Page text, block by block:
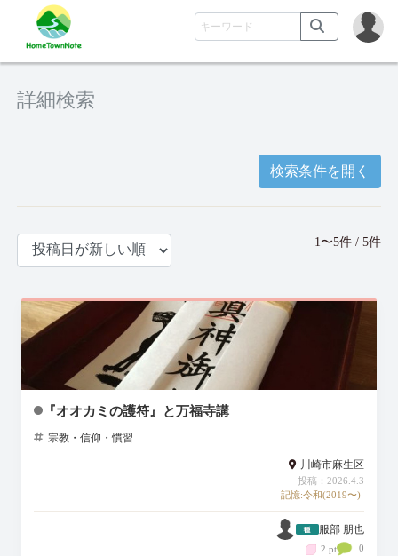
詳細検索
検索条件を開く
1〜5件 / 5件
『オオカミの護符』と万福寺講
宗教・信仰・慣習
川崎市麻生区
投稿：2026.4.3
記憶:令和(2019〜)
服部 朋也
2 pt 0